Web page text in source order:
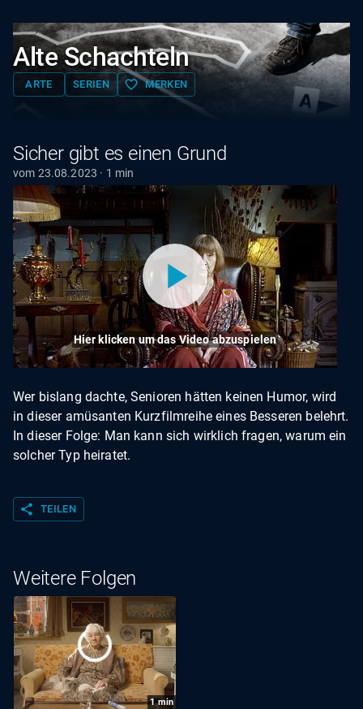
Alte Schachteln
ARTE SERIEN favorite_border MERKEN
Sicher gibt es einen Grund
vom 23.08.2023 · 1 min
Hier klicken um das Video abzuspielen
Wer bislang dachte, Senioren hätten keinen Humor, wird
in dieser amüsanten Kurzfilmreihe eines Besseren belehrt.
In dieser Folge: Man kann sich wirklich fragen, warum ein
solcher Typ heiratet.
share TEILEN
Weitere Folgen
1min